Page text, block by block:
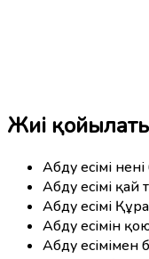
Жиі
Абду есімі нені
Абду есімі қай
Абду есімі
Абду есімін
Абду есімімен